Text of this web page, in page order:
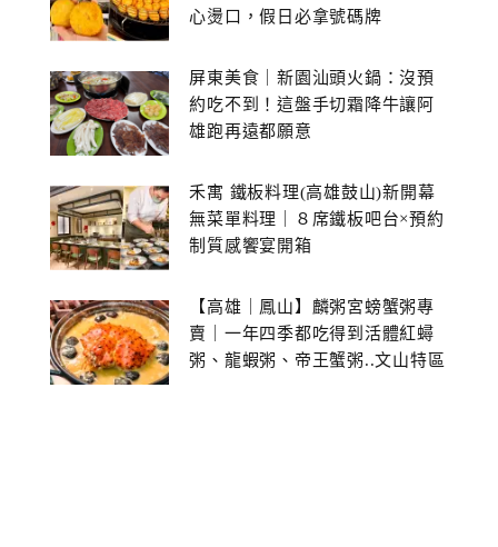
心燙口，假日必拿號碼牌
屏東美食｜新園汕頭火鍋：沒預
約吃不到！這盤手切霜降牛讓阿
雄跑再遠都願意
禾寓 鐵板料理(高雄鼓山)新開幕
無菜單料理｜８席鐵板吧台×預約
制質感饗宴開箱
【高雄｜鳳山】麟粥宮螃蟹粥專
賣｜一年四季都吃得到活體紅蟳
粥、龍蝦粥、帝王蟹粥..文山特區